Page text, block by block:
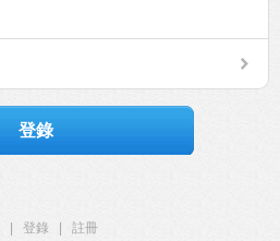
登錄
登錄
註冊